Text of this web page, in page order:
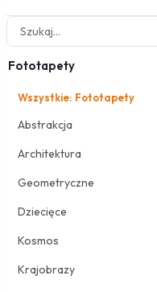
Fototapety
Wszystkie: Fototapety
Abstrakcja
Architektura
Geometryczne
Dziecięce
Kosmos
Krajobrazy